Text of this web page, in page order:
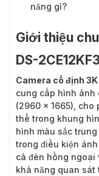
năng gì?
Giới thiệu
DS-
Camera cố định
cung cấp hình ảnh
(2960 × 1665),
thể trong khung
hình màu sắc
trong điều kiện
cả đèn hồng ngoại
khả năng quan